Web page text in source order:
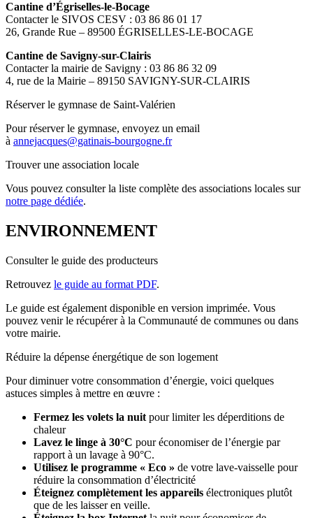
Cantine d’Égriselles-le-Bocage
Contacter le SIVOS CESV : 03 86 86 01 17
26, Grande Rue – 89500 ÉGRISELLES-LE-BOCAGE
Cantine de Savigny-sur-Clairis
Contacter la mairie de Savigny : 03 86 86 32 09
4, rue de la Mairie – 89150 SAVIGNY-SUR-CLAIRIS
Réserver le gymnase de Saint-Valérien
Pour réserver le gymnase, envoyez un email
à annejacques@gatinais-bourgogne.fr
Trouver une association locale
Vous pouvez consulter la liste complète des associations locales sur
notre page dédiée.
ENVIRONNEMENT
Consulter le guide des producteurs
Retrouvez le guide au format PDF.
Le guide est également disponible en version imprimée. Vous
pouvez venir le récupérer à la Communauté de communes ou dans
votre mairie.
Réduire la dépense énergétique de son logement
Pour diminuer votre consommation d’énergie, voici quelques
astuces simples à mettre en œuvre :
Fermez les volets la nuit pour limiter les déperditions de
chaleur
Lavez le linge à 30°C pour économiser de l’énergie par
rapport à un lavage à 90°C.
Utilisez le programme « Eco » de votre lave-vaisselle pour
réduire la consommation d’électricité
Éteignez complètement les appareils électroniques plutôt
que de les laisser en veille.